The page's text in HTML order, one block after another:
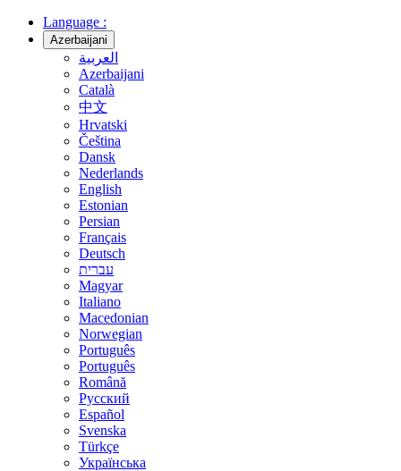
Language :
Azerbaijani
العربية
Azerbaijani
Català
中文
Hrvatski
Čeština
Dansk
Nederlands
English
Estonian
Persian
Français
Deutsch
עברית
Magyar
Italiano
Macedonian
Norwegian
Português
Português
Română
Русский
Español
Svenska
Türkçe
Українська